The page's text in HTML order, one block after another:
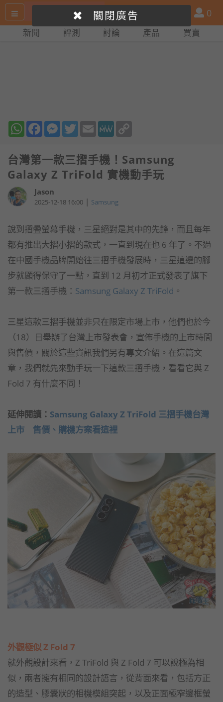
尋
產
品
比
會
員
0
新聞 評測 討論 產品 買賣
WhatsAppFacebookMessenger
TwitterEmail MeWe
台灣第一款三摺手機！Samsung
Galaxy Z TriFold 實機動手玩
Jason
2025-12-18 16:00 | Samsung
說到摺疊螢幕手機，三星絕對是其中的先鋒，而且每年
都有推出大摺小摺的款式，一直到現在也 6 年了。不過
在中國手機品牌開始往三摺手機發展時，三星這邊的腳
步就顯得保守了一點，直到 12 月初才正式發表了旗下
第一款三摺手機： Samsung Galaxy Z TriFold 。
三星這款三摺手機並非只在限定市場上市，他們也於今
（18）日舉辦了台灣上市發表會，宣佈手機的上市時間
與售價，關於這些資訊我們另有專文介紹。在這篇文
章，我們就先來動手玩一下這款三摺手機，看看它與 Z
Fold 7 有什麼不同！
延伸閱讀： Samsung Galaxy Z TriFold 三摺手機台灣
上市 售價、購機方案看這裡
關閉廣告
外觀極似 Z Fold 7
就外觀設計來看，Z TriFold 與 Z Fold 7 可以說極為相
似，兩者擁有相同的設計語言，從背面來看，包括方正
的造型、膠囊狀的相機模組突起，以及正面極窄邊框螢